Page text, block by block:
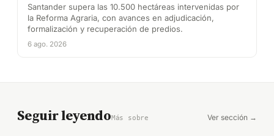
Santander supera las 10.500 hectáreas intervenidas por
la Reforma Agraria, con avances en adjudicación,
formalización y recuperación de predios.
6 ago. 2026
Seguir leyendoMás sobre Ver sección →